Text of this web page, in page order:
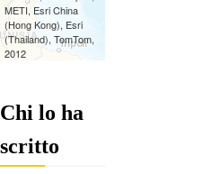
Chi lo ha
scritto